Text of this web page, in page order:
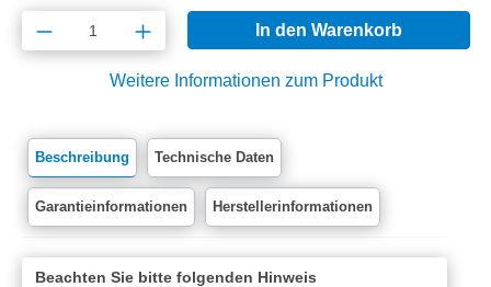
Produkt Anzahl: Gib den gewünschten
In den Warenkorb
Weitere Informationen zum Produkt
Beschreibung Technische Daten
Garantieinformationen Herstellerinformationen
Beachten Sie bitte folgenden Hinweis